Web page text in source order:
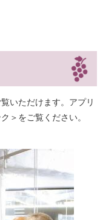
いただけます。アプリ
＞ をご覧ください。